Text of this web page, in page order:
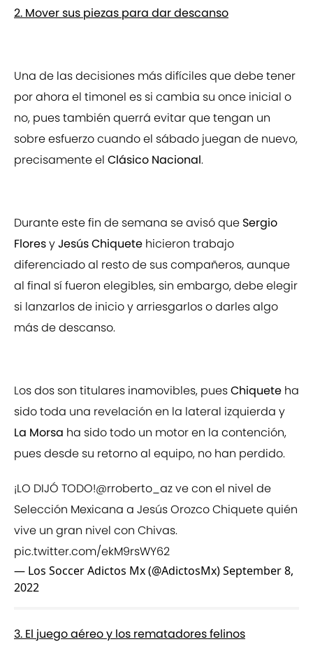
2. Mover sus piezas para dar descanso
Una de las decisiones más difíciles que debe tener
por ahora el timonel es si cambia su once inicial o
no, pues también querrá evitar que tengan un
sobre esfuerzo cuando el sábado juegan de nuevo,
precisamente el Clásico Nacional.
Durante este fin de semana se avisó que Sergio
FloresyJesús Chiquete hicieron trabajo
diferenciado al resto de sus compañeros, aunque
al final sí fueron elegibles, sin embargo, debe elegir
si lanzarlos de inicio y arriesgarlos o darles algo
más de descanso.
Los dos son titulares inamovibles, puesChiquete ha
sido toda una revelación en la lateral izquierda y
La Morsa ha sido todo un motor en la contención,
pues desde su retorno al equipo, no han perdido.
¡LO DIJÓ TODO!@rroberto_azve con el nivel de
Selección Mexicana a Jesús Orozco Chiquete quién
vive un gran nivel con Chivas.
pic.twitter.com/ekM9rsWY62
— Los Soccer Adictos Mx (@AdictosMx)September 8,
2022
3. El juego aéreo y los rematadores felinos